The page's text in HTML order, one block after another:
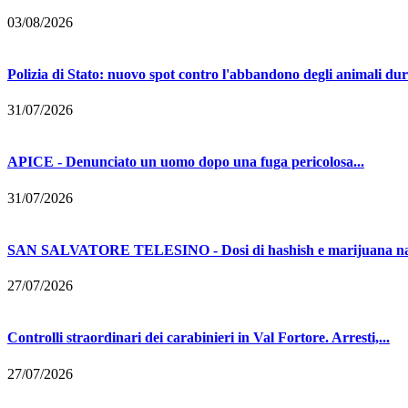
03/08/2026
Polizia di Stato: nuovo spot contro l'abbandono degli animali
31/07/2026
APICE - Denunciato un uomo dopo una fuga pericolosa...
31/07/2026
SAN SALVATORE TELESINO - Dosi di hashish e marijuana
27/07/2026
Controlli straordinari dei carabinieri in Val Fortore. Arresti,...
27/07/2026